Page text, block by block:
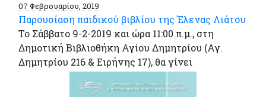
07 Φεβρουαρίου, 2019
Παρουσίαση παιδικού βιβλίου της Έλενας Λιάτου
Το Σάββατο 9-2-2019 και ώρα 11:00 π.μ., στη
Δημοτική Βιβλιοθήκη Αγίου Δημητρίου (Αγ.
Δημητρίου 216 & Ειρήνης 17), θα γίνει